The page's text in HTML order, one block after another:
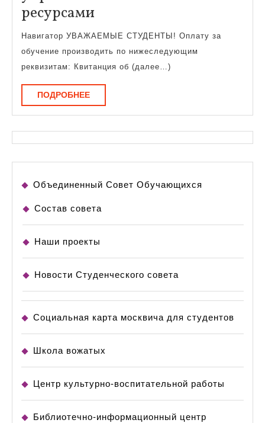
ресурсами
психологии
и
управления
человеческими
ресурсами
Навигатор УВАЖАЕМЫЕ СТУДЕНТЫ! Оплату за
обучение производить по нижеследующим
реквизитам: Квитанция об (далее…)
ПОДРОБНЕЕПОДРОБНЕЕ
Объединенный Совет Обучающихся
Состав совета
Наши проекты
Новости Студенческого совета
Социальная карта москвича для студентов
Школа вожатых
Центр культурно-воспитательной работы
Библиотечно-информационный центр